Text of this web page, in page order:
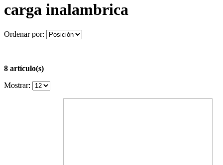
carga inalambrica
Ordenar por:
8 artículo(s)
Mostrar: